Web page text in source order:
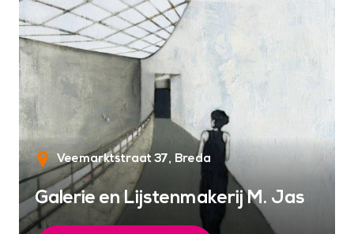
Veemarktstraat 37 Breda
Galerie en Lijstenmakerij M. Jas